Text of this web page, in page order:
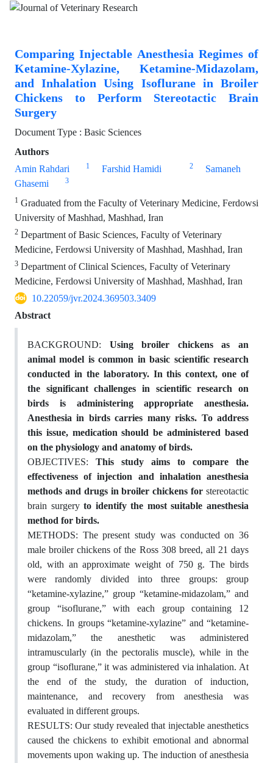
Comparing Injectable Anesthesia Regimes of
Ketamine-Xylazine, Ketamine-Midazolam,
and Inhalation Using Isoflurane in Broiler
Chickens to Perform Stereotactic Brain
Surgery
Document Type : Basic Sciences
Authors
Amin Rahdari
1 Farshid Hamidi 2
Samaneh
Ghasemi
3
1 Graduated from the Faculty of Veterinary Medicine, Ferdowsi
University of Mashhad, Mashhad, Iran
2 Department of Basic Sciences, Faculty of Veterinary
Medicine, Ferdowsi University of Mashhad, Mashhad, Iran
3 Department of Clinical Sciences, Faculty of Veterinary
Medicine, Ferdowsi University of Mashhad, Mashhad, Iran
10.22059/jvr.2024.369503.3409
Abstract
BACKGROUND: Using broiler chickens as an
animal model is common in basic scientific research
conducted in the laboratory. In this context, one of
the significant challenges in scientific research on
birds is administering appropriate anesthesia.
Anesthesia in birds carries many risks. To address
this issue, medication should be administered based
on the physiology and anatomy of birds.
OBJECTIVES: This study aims to compare the
effectiveness of injection and inhalation anesthesia
methods and drugs in broiler chickens for stereotactic
brain surgeryto identify the most suitable anesthesia
method for birds.
METHODS: The present study was conducted on 36
male broiler chickens of the Ross 308 breed, all 21 days
old, with an approximate weight of 750 g. The birds
were randomly divided into three groups: group
“ketamine-xylazine,” group “ketamine-midazolam,” and
group “isoflurane,” with each group containing 12
chickens. In groups “ketamine-xylazine” and “ketamine-
midazolam,” the anesthetic was administered
intramuscularly (in the pectoralis muscle), while in the
group “isoflurane,” it was administered via inhalation. At
the end of the study, the duration of induction,
maintenance, and recovery from anesthesia was
evaluated in different groups.
RESULTS: Our study revealed that injectable anesthetics
caused the chickens to exhibit emotional and abnormal
movements upon waking up. The induction of anesthesia